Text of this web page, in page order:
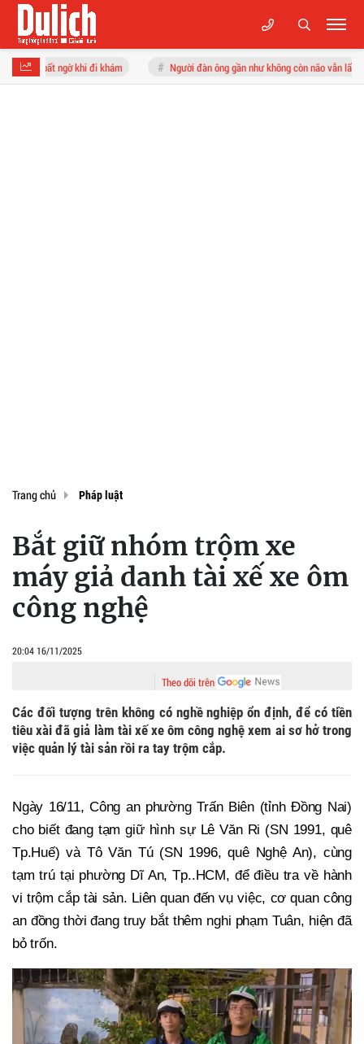
đi khám Người đàn ông gần như không còn não vẫn lấy vợ, có 2 con: Bí ẩn
Trang chủ Pháp luật
Bắt giữ nhóm trộm xe
máy giả danh tài xế xe ôm
công nghệ
20:04 16/11/2025
Theo dõi trên
Các đối tượng trên không có nghề nghiệp ổn định, để có tiền
tiêu xài đã giả làm tài xế xe ôm công nghệ xem ai sơ hở trong
việc quản lý tài sản rồi ra tay trộm cắp.
Ngày 16/11, Công an phường Trấn Biên (tỉnh Đồng Nai)
cho biết đang tạm giữ hình sự Lê Văn Ri (SN 1991, quê
Tp.Huế) và Tô Văn Tú (SN 1996, quê Nghệ An), cùng
tạm trú tại phường Dĩ An, Tp..HCM, để điều tra về hành
vi trộm cắp tài sản. Liên quan đến vụ việc, cơ quan công
an đồng thời đang truy bắt thêm nghi phạm Tuân, hiện đã
bỏ trốn.